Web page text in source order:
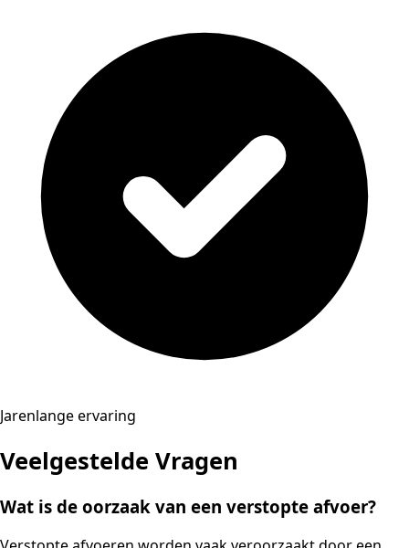
Jarenlange ervaring
Veelgestelde Vragen
Wat is de oorzaak van een verstopte afvoer?